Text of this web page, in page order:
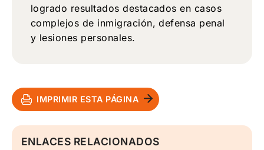
logrado resultados destacados en casos
complejos de inmigración, defensa penal
y lesiones personales.
IMPRIMIR ESTA PÁGINA
ENLACES RELACIONADOS